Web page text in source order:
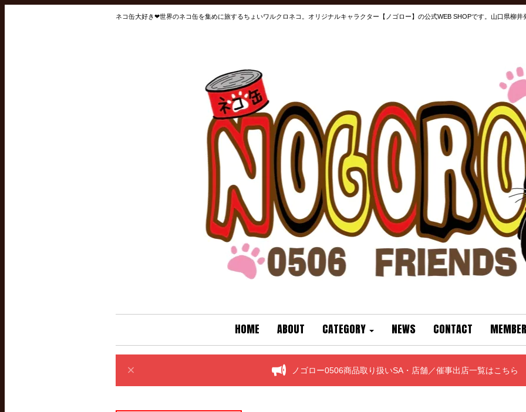
ネコ缶大好き❤世界のネコ缶を集めに旅するちょいワルクロネコ。オリジナルキャラクター【ノゴロー】の公式WEB SHOPです。山口県柳
HOME ABOUT CATEGORY NEWS CONTACT
ノゴロー0506商品取り扱いSA・店舗／催事出店一覧はこちら